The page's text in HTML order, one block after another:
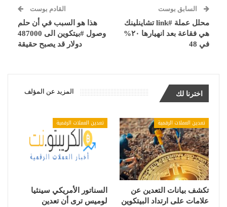
السابق بوست
محلل عملة #link تشاينلينك
هي فقاعة بعد انهيارها ٢٠%
في 48
القادم بوست
هذا هو السبب في أن حلم
وصول #بيتكوين الى 487000
دولار قد يصبح حقيقة
اخترنا لك المزيد عن المؤلف
تعدين العملات الرقمية
تكشف بيانات التعدين عن
علامات على ارتداد البيتكوين
تعدين العملات الرقمية
السناتور الأمريكي سينثيا
لوميس ترى أن تعدين